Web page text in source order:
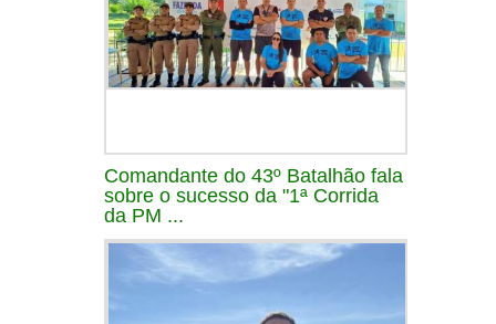
Comandante do 43º Batalhão fala
sobre o sucesso da "1ª Corrida
da PM ...